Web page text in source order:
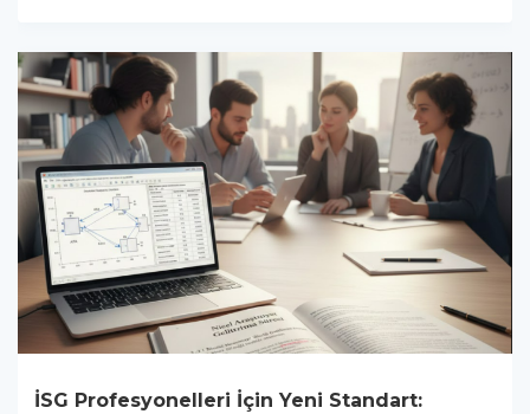
İSG Profesyonelleri İçin Yeni Standart: